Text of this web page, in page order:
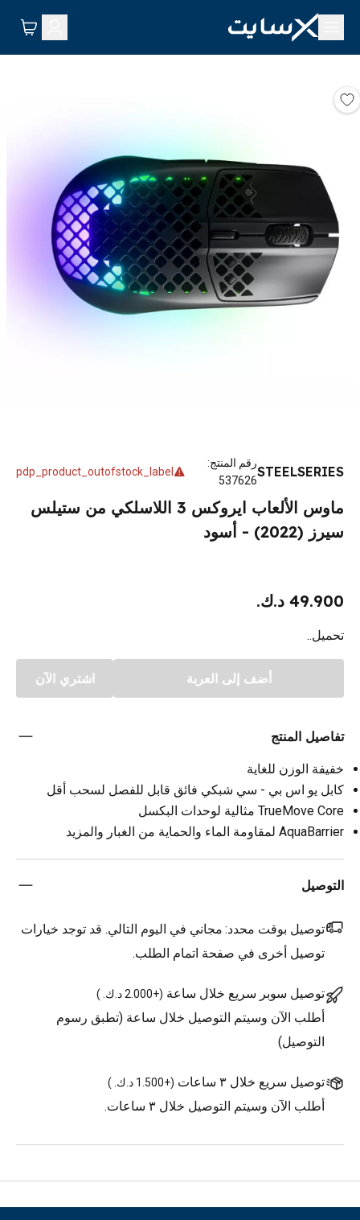
STEELSERIES
رقم المنتج:
537626
pdp_product_outofstock_label
ماوس الألعاب ايروكس 3 اللاسلكي من ستيلس
سيرز (2022) - أسود
49.900 د.ك.
تحميل..
أضف إلى العربة اشتري الآن
تفاصيل المنتج
خفيفة الوزن للغاية
كابل يو اس بي - سي شبكي فائق قابل للفصل لسحب أقل
TrueMove Core مثالية لوحدات البكسل
AquaBarrier لمقاومة الماء والحماية من الغبار والمزيد
التوصيل
توصيل بوقت محدد: مجاني في اليوم التالي. قد توجد خيارات
توصيل أخرى في صفحة اتمام الطلب.
توصيل سوبر سريع خلال ساعة (+2.000 د.ك. )
أطلب الآن وسيتم التوصيل خلال ساعة (تطبق رسوم
التوصيل)
توصيل سريع خلال ٣ ساعات (+1.500 د.ك. )
أطلب الآن وسيتم التوصيل خلال ٣ ساعات.